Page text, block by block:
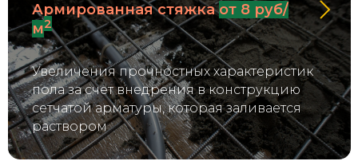
Армированная стяжкаот 8 руб/
м2
Увеличения прочностных характеристик
пола за счет внедрения в конструкцию
сетчатой арматуры, которая заливается
раствором